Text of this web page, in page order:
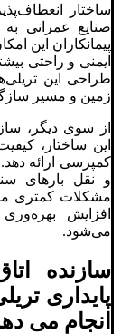
ساختار
صنایع عمرانی
پیمانکاران این
ایمنی و راحتی
طراحی این
زمین و مسیر
از سوی دیگر،
این ساختار،
کمپرسی ارائه
و نقل بارهای
مشکلات کمتری
افزایش
می‌شود.
سازنده
پایداری
انجام می